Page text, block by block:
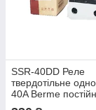
SSR-40DD Реле
твердотільне
40A Berme
струм